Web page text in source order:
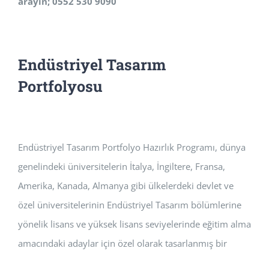
Endüstriyel Tasarım
Portfolyosu
Endüstriyel Tasarım Portfolyo Hazırlık Programı, dünya
genelindeki üniversitelerin İtalya, İngiltere, Fransa,
Amerika, Kanada, Almanya gibi ülkelerdeki devlet ve
özel üniversitelerinin Endüstriyel Tasarım bölümlerine
yönelik lisans ve yüksek lisans seviyelerinde eğitim alma
amacındaki adaylar için özel olarak tasarlanmış bir